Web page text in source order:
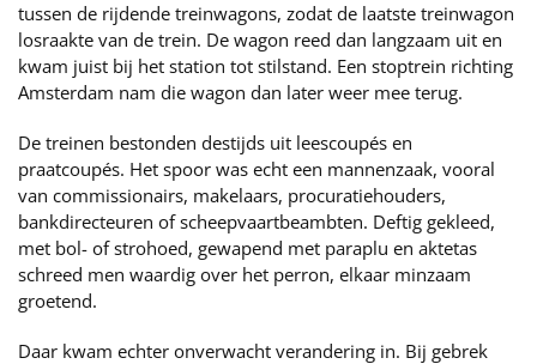
tussen de rijdende treinwagons, zodat de laatste treinwagon
losraakte van de trein. De wagon reed dan langzaam uit en
kwam juist bij het station tot stilstand. Een stoptrein richting
Amsterdam nam die wagon dan later weer mee terug.
De treinen bestonden destijds uit leescoupés en
praatcoupés. Het spoor was echt een mannenzaak, vooral
van commissionairs, makelaars, procuratiehouders,
bankdirecteuren of scheepvaartbeambten. Deftig gekleed,
met bol- of strohoed, gewapend met paraplu en aktetas
schreed men waardig over het perron, elkaar minzaam
groetend.
Daar kwam echter onverwacht verandering in. Bij gebrek